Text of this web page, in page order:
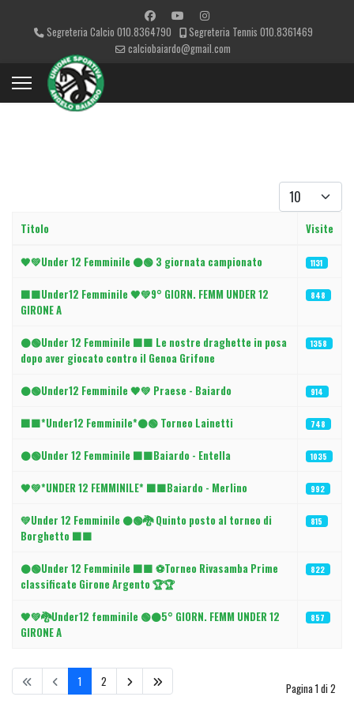
Segreteria Calcio 010.8364790
Segreteria Tennis 010.8361469
calciobaiardo@gmail.com
Visualizza #
Titolo Visite
🖤💚Under 12 Femminile ⚫️🟢 3 giornata campionato 1131
⬛🟩Under12 Femminile 🖤💚9° GIORN. FEMM UNDER 12
GIRONE A
848
⚫🟢Under 12 Femminile ⬛🟩 Le nostre draghette in posa
dopo aver giocato contro il Genoa Grifone
1358
⚫🟢Under12 Femminile 🖤💚 Praese - Baiardo 914
⬛🟩*Under12 Femminile*⚫🟢 Torneo Lainetti 748
⚫🟢Under 12 Femminile ⬛🟩Baiardo - Entella 1035
🖤💚*UNDER 12 FEMMINILE* ⬛🟩Baiardo - Merlino 992
💚Under 12 Femminile ⚫🟢🐉 Quinto posto al torneo di
Borghetto ⬛🟩
815
⚫🟢Under 12 Femminile ⬛🟩 ⚽Torneo Rivasamba Prime
classificate Girone Argento 🏆🏆
822
🖤💚🐉Under12 femminile 🟢⚫️5° GIORN. FEMM UNDER 12
GIRONE A
857
Pagina 1 di 2
1 2